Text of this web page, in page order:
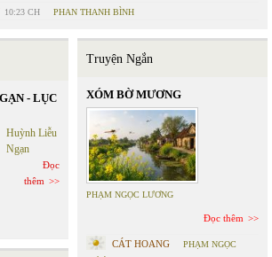
10:23 CH PHAN THANH BÌNH
- LỤC
Huỳnh Liễu
Ngạn
Đọc
thêm
Truyện Ngắn
XÓM BỜ MƯƠNG
PHẠM NGỌC LƯƠNG
Đọc thêm
CÁT HOANG
PHẠM NGỌC